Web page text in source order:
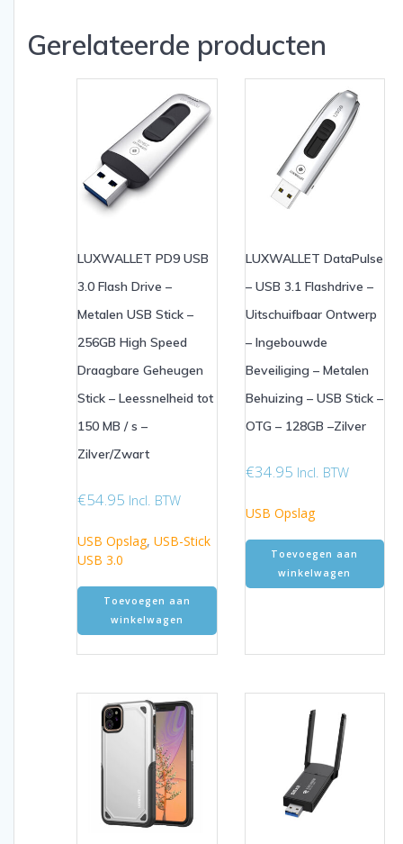
Gerelateerde producten
LUXWALLET PD9 USB
3.0 Flash Drive –
Metalen USB Stick –
256GB High Speed ​​
Draagbare Geheugen
Stick – Leessnelheid tot
150 MB / s –
Zilver/Zwart
€54.95 Incl. BTW
USB Opslag, USB-Stick
USB 3.0
Toevoegen aan
winkelwagen
LUXWALLET DataPulse
– USB 3.1 Flashdrive –
Uitschuifbaar Ontwerp
– Ingebouwde
Beveiliging – Metalen
Behuizing – USB Stick –
OTG – 128GB –Zilver
€34.95 Incl. BTW
USB Opslag
Toevoegen aan
winkelwagen